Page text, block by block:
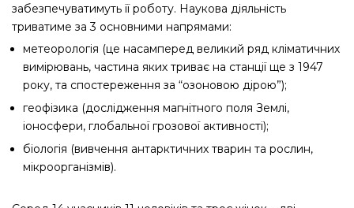
забезпечуватимуть її роботу. Наукова діяльність
триватиме за 3 основними напрямами:
метеорологія (це насамперед великий ряд кліматичних
вимірювань, частина яких триває на станції ще з 1947
року, та спостереження за “озоновою дірою”);
геофізика (дослідження магнітного поля Землі,
іоносфери, глобальної грозової активності);
біологія (вивчення антарктичних тварин та рослин,
мікроорганізмів).